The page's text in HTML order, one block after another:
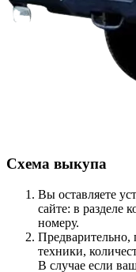
Схема выкупа
Вы оставляете
сайте: в разделе
номеру.
Предварительно,
техники,
В случае если